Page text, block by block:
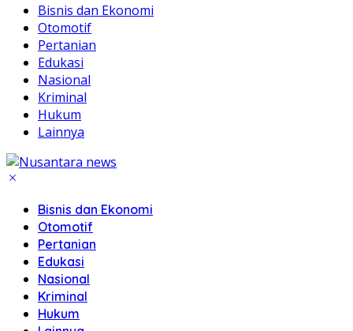
Bisnis dan Ekonomi
Otomotif
Pertanian
Edukasi
Nasional
Kriminal
Hukum
Lainnya
Bisnis dan Ekonomi
Otomotif
Pertanian
Edukasi
Nasional
Kriminal
Hukum